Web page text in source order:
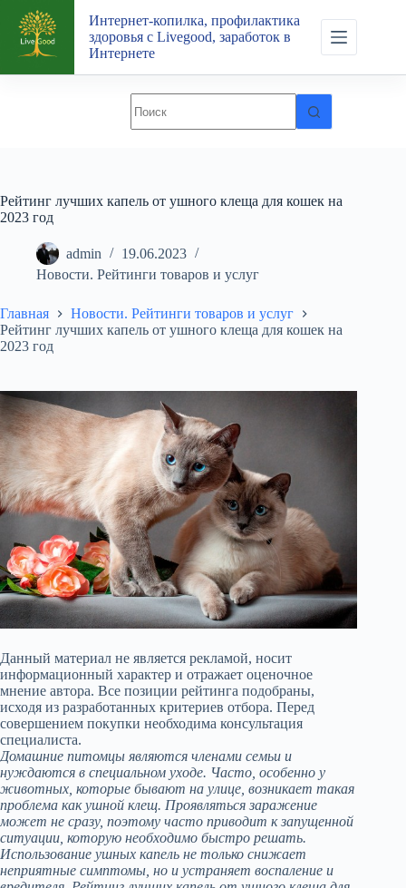
Перейти
сути
Интернет-копилка, профилактика
здоровья с Livegood, заработок в
Интернете
Рейтинг лучших капель от ушного клеща для кошек на
2023 год
admin
19.06.2023
Новости. Рейтинги товаров и услуг
Главная
Новости. Рейтинги товаров и услуг
Рейтинг лучших капель от ушного клеща для кошек на
2023 год
Данный материал не является рекламой, носит
информационный характер и отражает оценочное
мнение автора. Все позиции рейтинга подобраны,
исходя из разработанных критериев отбора. Перед
совершением покупки необходима консультация
специалиста.
Домашние питомцы являются членами семьи и
нуждаются в специальном уходе. Часто, особенно у
животных, которые бывают на улице, возникает такая
проблема как ушной клещ. Проявляться заражение
может не сразу, поэтому часто приводит к запущенной
ситуации, которую необходимо быстро решать.
Использование ушных капель не только снижает
неприятные симптомы, но и устраняет воспаление и